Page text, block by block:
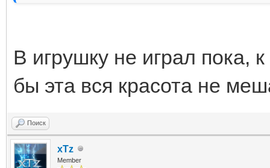
В игрушку не играл пока,
бы эта вся красота не
Поиск
xTz
Member